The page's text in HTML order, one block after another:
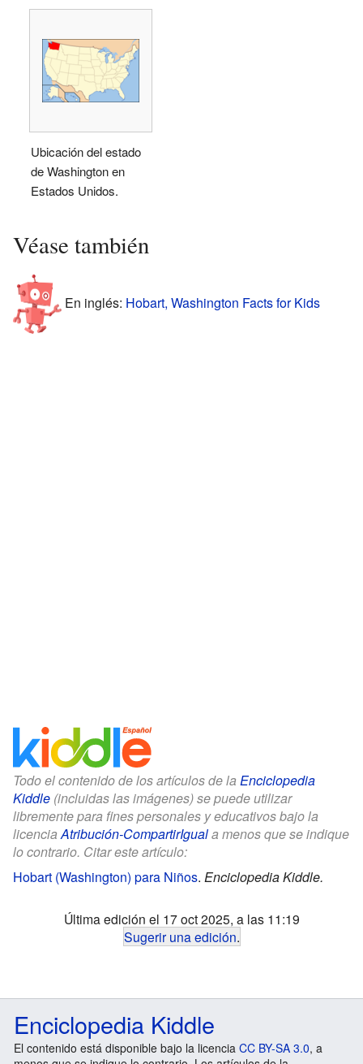
Ubicación del estado
de Washington en
Estados Unidos.
Véase también
En inglés: Hobart, Washington Facts for Kids
Todo el contenido de los artículos de la Enciclopedia
Kiddle (incluidas las imágenes) se puede utilizar
libremente para fines personales y educativos bajo la
licenciaAtribución-CompartirIguala menos que se indique
lo contrario. Citar este artículo:
Hobart (Washington) para Niños. Enciclopedia Kiddle.
Última edición el 17 oct 2025, a las 11:19
Sugerir una edición.
Enciclopedia Kiddle
El contenido está disponible bajo la licencia CC BY-SA 3.0, a